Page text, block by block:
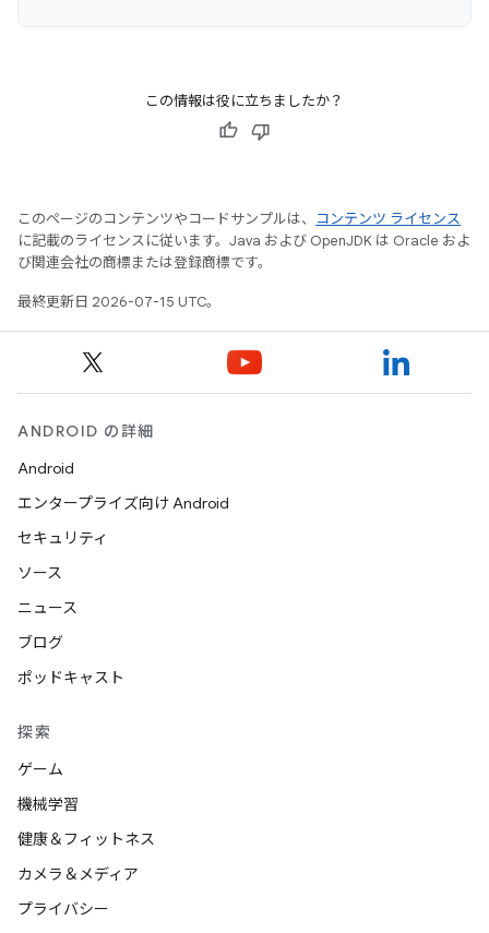
この情報は役に立ちましたか？
このページのコンテンツやコードサンプルは、
コンテンツ ライセンス
に記載のライセンスに従います。Java および OpenJDK は Oracle およ
び関連会社の商標または登録商標です。
最終更新日 2026-07-15 UTC。
ANDROID の詳細
Android
エンタープライズ向け Android
セキュリティ
ソース
ニュース
ブログ
ポッドキャスト
探索
ゲーム
機械学習
健康＆フィットネス
カメラ＆メディア
プライバシー